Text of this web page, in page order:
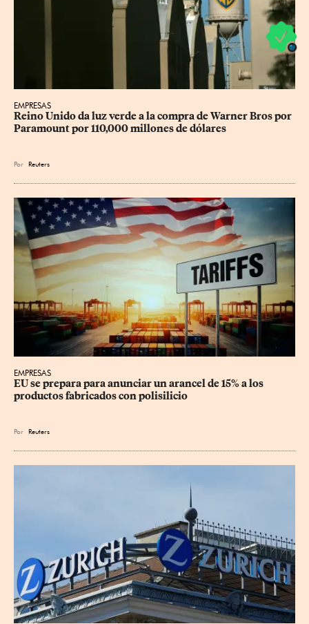
EMPRESAS
Reino Unido da luz verde a la compra de Warner Bros por
Paramount por 110,000 millones de dólares
Por Reuters
EMPRESAS
EU se prepara para anunciar un arancel de 15% a los
productos fabricados con polisilicio
Por Reuters